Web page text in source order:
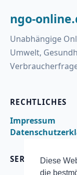
Diese
die
ngo-
Unabhängige
Umwelt,
RECHTLICHES
Impressum
SERVICE